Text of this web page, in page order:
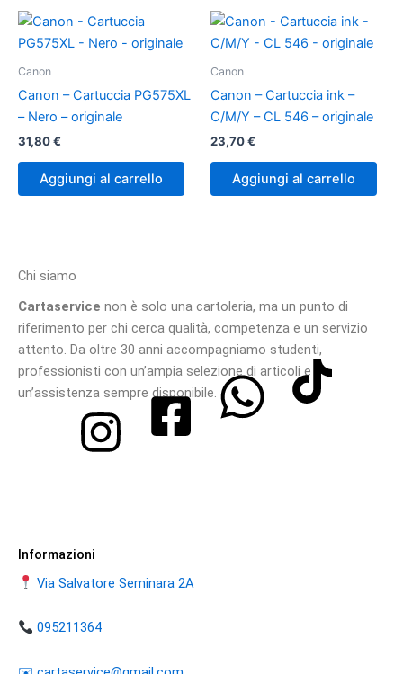
Canon
Canon – Cartuccia PG575XL
– Nero – originale
31,80€
Aggiungi al carrello
Canon
Canon – Cartuccia ink –
C/M/Y – CL 546 – originale
23,70€
Aggiungi al carrello
Chi siamo
Cartaservice non è solo una cartoleria, ma un punto di
riferimento per chi cerca qualità, competenza e un servizio
attento. Da oltre 30 anni accompagniamo studenti,
professionisti con un’ampia selezione di articoli e
un’assistenza sempre disponibile.
Informazioni
Via Salvatore Seminara 2A
095211364